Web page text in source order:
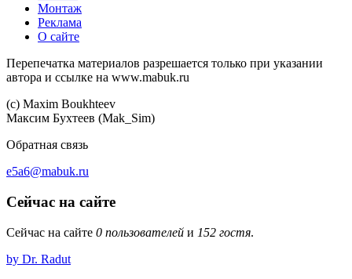
Монтаж
Реклама
О сайте
Перепечатка материалов разрешается только при указании
автора и ссылке на www.mabuk.ru
(c) Maхim Boukhteev
Максим Бухтеев (Mak_Sim)
Обратная связь
e5a6@mabuk.ru
Сейчас на сайте
Сейчас на сайте 0 пользователей и 152 гостя.
by Dr. Radut